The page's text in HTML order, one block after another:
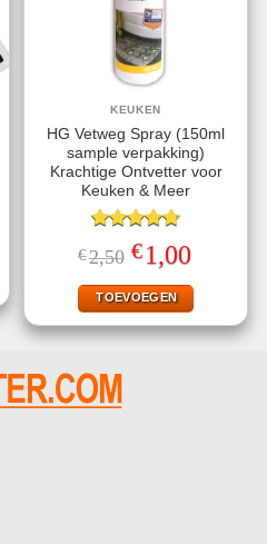
KEUKEN
HG Vetweg Spray (150ml
sample verpakking)
Krachtige Ontvetter voor
Keuken & Meer
Gewaardeerd
4.71uit 5
€2,50 Oorspronkelijke
prijs
was:
€2,50.
€1,00
is:
€1,00.
TOEVOEGEN